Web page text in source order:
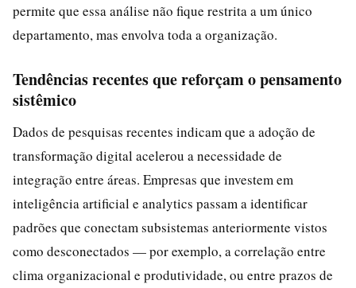
permite que essa análise não fique restrita a um único
departamento, mas envolva toda a organização.
Tendências recentes que reforçam o pensamento
sistêmico
Dados de pesquisas recentes indicam que a adoção de
transformação digital acelerou a necessidade de
integração entre áreas. Empresas que investem em
inteligência artificial e analytics passam a identificar
padrões que conectam subsistemas anteriormente vistos
como desconectados — por exemplo, a correlação entre
clima organizacional e produtividade, ou entre prazos de